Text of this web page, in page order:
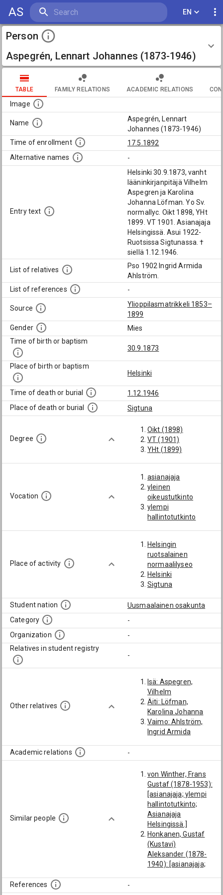
AS EN
Person
Aspegrén, Lennart Johannes (1873-1946)
TABLE FAMILY RELATIONS ACADEMIC RELATIONS
Image
Name
Aspegrén, Lennart
Johannes (1873-1946)
Time of enrollment
17.5.1892
Alternative names
-
Entry text
Helsinki 30.9.1873, vanht
lääninkirjanpitäjä Vilhelm
Aspegren ja Karolina
Johanna Löfman. Yo Sv.
normallyc. Oikt 1898, YHt
1899. VT 1901. Asianajaja
Helsingissä. Asui 1922-
Ruotsissa Sigtunassa. †
siellä 1.12.1946.
List of relatives
Pso 1902 Ingrid Armida
Ahlström.
List of references
-
Source
Ylioppilasmatrikkeli 1853–
1899
Gender
Mies
Time of birth or baptism
30.9.1873
Place of birth or baptism
Helsinki
Time of death or burial
1.12.1946
Place of death or burial
Sigtuna
Degree
Oikt (1898)
VT (1901)
YHt (1899)
Vocation
asianajaja
yleinen
oikeustutkinto
ylempi
hallintotutkinto
Place of activity
Helsingin
ruotsalainen
normaalilyseo
Helsinki
Sigtuna
Student nation
Uusmaalainen osakunta
Category
-
Organization
-
Relatives in student registry
-
Other relatives
Isä: Aspegren,
Vilhelm
Äiti: Löfman,
Karolina Johanna
Vaimo: Ahlström,
Ingrid Armida
Academic relations -
Similar people
von Winther, Frans
Gustaf (1878-1953):
[asianajaja; ylempi
hallintotutkinto;
Asianajaja
Helsingissä.]
Honkanen, Gustaf
(Kustavi)
Aleksander (1878-
1940): [asianajaja;
References -